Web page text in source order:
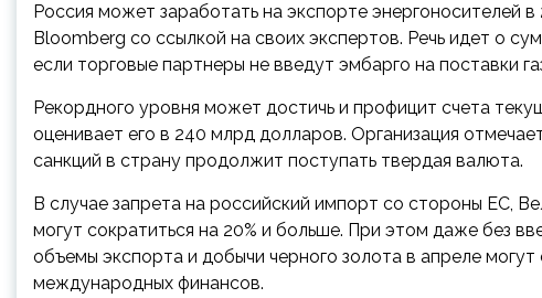
Россия может заработать на экспорте энергоносителей
Bloomberg со ссылкой на своих экспертов. Речь идет о
если торговые партнеры не введут эмбарго на поставки
Рекордного уровня может достичь и профицит счета
оценивает его в 240 млрд долларов. Организация
санкций в страну продолжит поступать твердая валюта.
В случае запрета на российский импорт со стороны ЕС,
могут сократиться на 20% и больше. При этом даже без
объемы экспорта и добычи черного золота в апреле
международных финансов.